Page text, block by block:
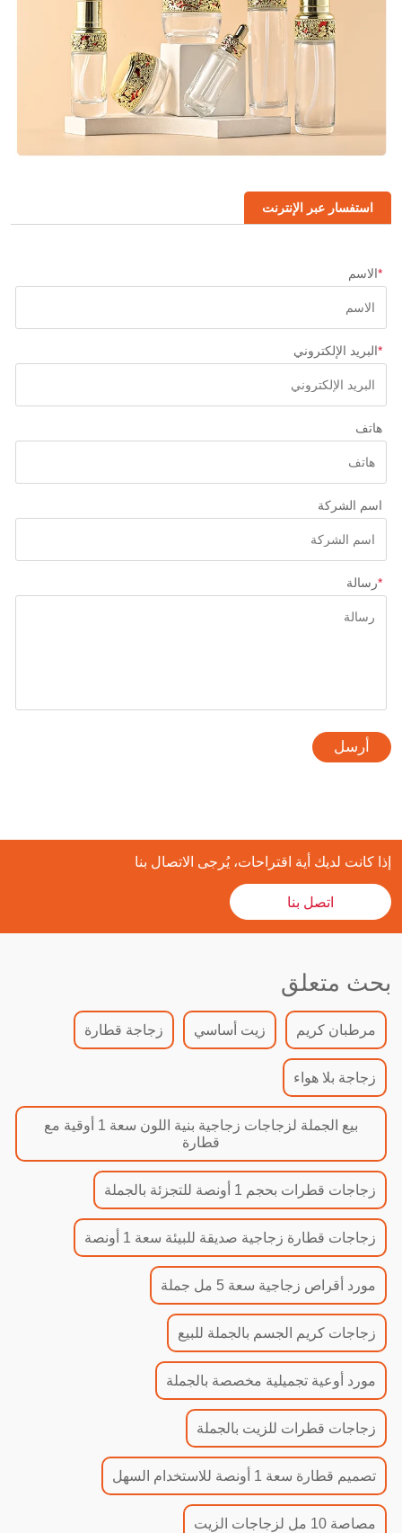
استفسار عبر الإنترنت
*الاسم
*البريد الإلكتروني
هاتف
اسم الشركة
*رسالة
أرسل
إذا كانت لديك أية اقتراحات، يُرجى الاتصال بنا
اتصل بنا
بحث متعلق
مرطبان كريم زيت أساسي زجاجة قطارة
زجاجة بلا هواء
بيع الجملة لزجاجات زجاجية بنية اللون سعة 1 أوقية مع
قطارة
زجاجات قطرات بحجم 1 أونصة للتجزئة بالجملة
زجاجات قطارة زجاجية صديقة للبيئة سعة 1 أونصة
مورد أقراص زجاجية سعة 5 مل جملة
زجاجات كريم الجسم بالجملة للبيع
مورد أوعية تجميلية مخصصة بالجملة
زجاجات قطرات للزيت بالجملة
تصميم قطارة سعة 1 أونصة للاستخدام السهل
مصاصة 10 مل لزجاجات الزيت